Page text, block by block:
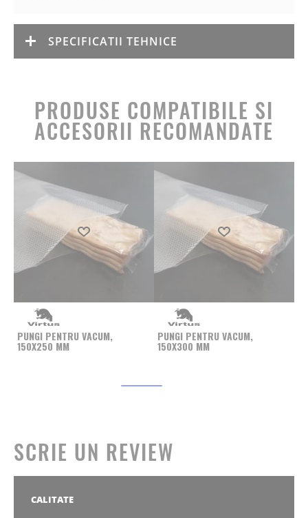
SPECIFICATII TEHNICE
PRODUSE COMPATIBILE SI
ACCESORII RECOMANDATE
Produs favorit
PUNGI PENTRU VACUM,
150X250 MM
Produs favorit
PUNGI PENTRU VACUM,
150X300 MM
SCRIE UN REVIEW
CALITATE